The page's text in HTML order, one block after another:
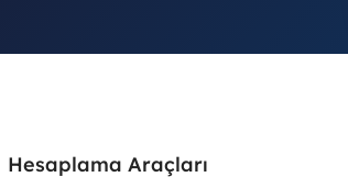
Hesaplama Araçları